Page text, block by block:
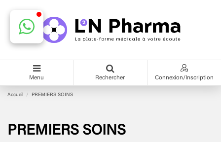
Menu Rechercher Connexion/Inscription
Accueil PREMIERS SOINS
PREMIERS SOINS